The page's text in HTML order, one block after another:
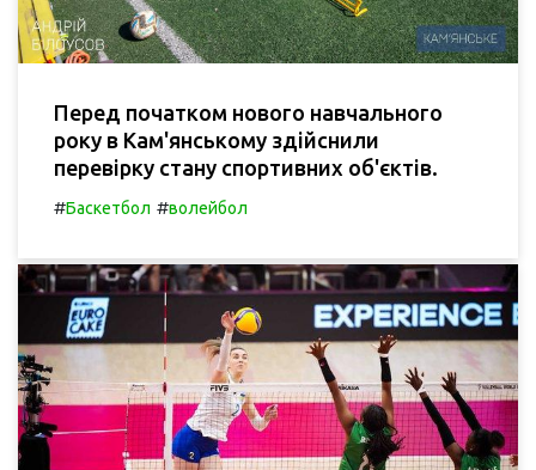
Перед початком нового навчального
року в Кам'янському здійснили
перевірку стану спортивних об'єктів.
#Баскетбол #волейбол